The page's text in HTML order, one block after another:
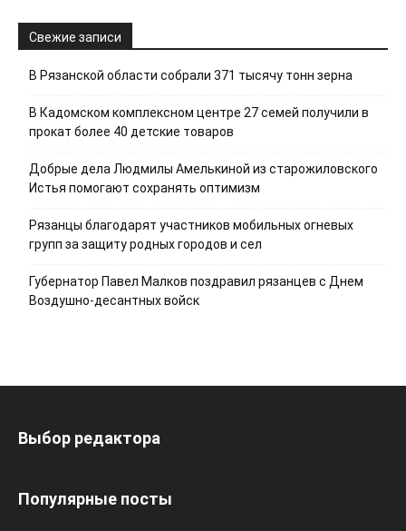
Свежие записи
В Рязанской области собрали 371 тысячу тонн зерна
В Кадомском комплексном центре 27 семей получили в
прокат более 40 детские товаров
Добрые дела Людмилы Амелькиной из старожиловского
Истья помогают сохранять оптимизм
Рязанцы благодарят участников мобильных огневых
групп за защиту родных городов и сел
Губернатор Павел Малков поздравил рязанцев с Днем
Воздушно-десантных войск
Выбор редактора
Популярные посты